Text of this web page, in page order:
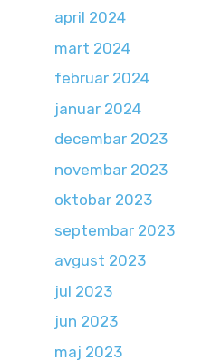
april 2024
mart 2024
februar 2024
januar 2024
decembar 2023
novembar 2023
oktobar 2023
septembar 2023
avgust 2023
jul 2023
jun 2023
maj 2023